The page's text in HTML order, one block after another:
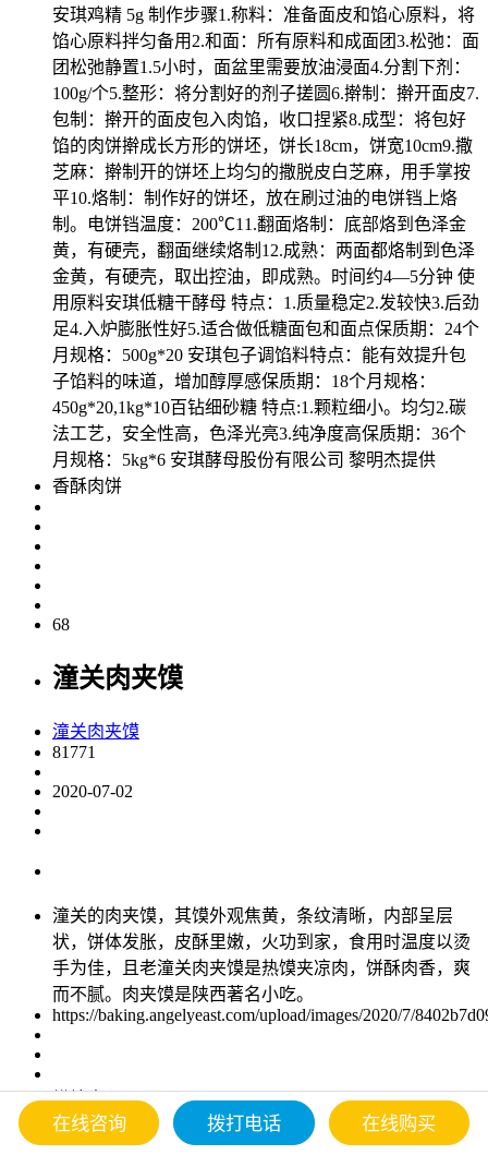
安琪鸡精 5g 制作步骤1.称料：准备面皮和馅心原料，将
馅心原料拌匀备用2.和面：所有原料和成面团3.松弛：面
团松弛静置1.5小时，面盆里需要放油浸面4.分割下剂：
100g/个5.整形：将分割好的剂子搓圆6.擀制：擀开面皮7.
包制：擀开的面皮包入肉馅，收口捏紧8.成型：将包好
馅的肉饼擀成长方形的饼坯，饼长18cm，饼宽10cm9.撒
芝麻：擀制开的饼坯上均匀的撒脱皮白芝麻，用手掌按
平10.烙制：制作好的饼坯，放在刷过油的电饼铛上烙
制。电饼铛温度：200℃11.翻面烙制：底部烙到色泽金
黄，有硬壳，翻面继续烙制12.成熟：两面都烙制到色泽
金黄，有硬壳，取出控油，即成熟。时间约4—5分钟 使
用原料安琪低糖干酵母 特点：1.质量稳定2.发较快3.后劲
足4.入炉膨胀性好5.适合做低糖面包和面点保质期：24个
月规格：500g*20 安琪包子调馅料特点：能有效提升包
子馅料的味道，增加醇厚感保质期：18个月规格：
450g*20,1kg*10百钻细砂糖 特点:1.颗粒细小。均匀2.碳
法工艺，安全性高，色泽光亮3.纯净度高保质期：36个
月规格：5kg*6 安琪酵母股份有限公司 黎明杰提供
香酥肉饼
68
潼关肉夹馍
潼关肉夹馍
81771
2020-07-02
潼关的肉夹馍，其馍外观焦黄，条纹清晰，内部呈层
状，饼体发胀，皮酥里嫩，火功到家，食用时温度以烫
手为佳，且老潼关肉夹馍是热馍夹凉肉，饼酥肉香，爽
而不腻。肉夹馍是陕西著名小吃。
https://baking.angelyeast.com/upload/images/2020/7/
烘焙中心
肉夹馍是古汉语"肉夹于馍"的简称，是中国陕西省汉族
在线咨询 拨打电话 在线购买